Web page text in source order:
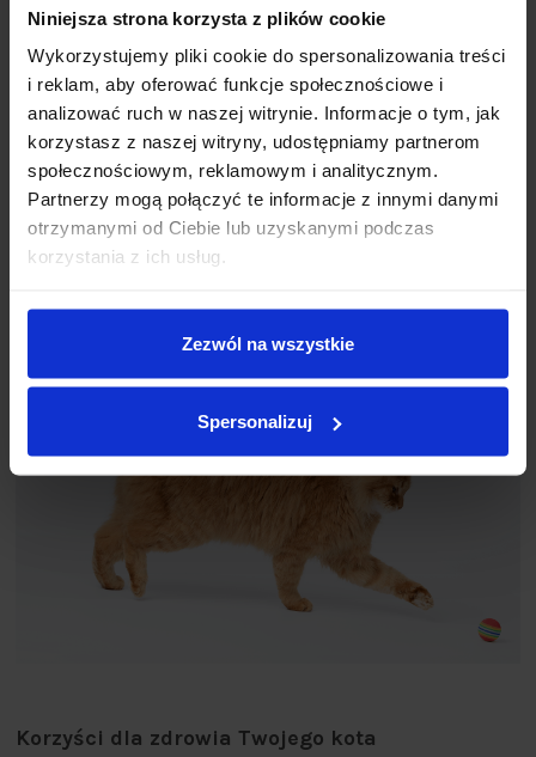
Niniejsza strona korzysta z plików cookie
Wykorzystujemy pliki cookie do spersonalizowania treści
i reklam, aby oferować funkcje społecznościowe i
analizować ruch w naszej witrynie. Informacje o tym, jak
korzystasz z naszej witryny, udostępniamy partnerom
społecznościowym, reklamowym i analitycznym.
Partnerzy mogą połączyć te informacje z innymi danymi
otrzymanymi od Ciebie lub uzyskanymi podczas
korzystania z ich usług.
Zezwól na wszystkie
Spersonalizuj
bakteryjną jelit i pomaga utrzymać układ trawienny w
doskonałej kondycji.
Zrównoważony skład minerałów– optymalna ilość wapnia,
fosforu i magnezu wspiera zdrowie układu moczowego.
Korzyści dla zdrowia Twojego kota